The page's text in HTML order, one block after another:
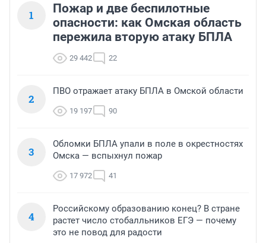
1
Пожар и две беспилотные
опасности: как Омская область
пережила вторую атаку БПЛА
29 442 22
2
ПВО отражает атаку БПЛА в Омской области
19 197 90
3
Обломки БПЛА упали в поле в окрестностях
Омска — вспыхнул пожар
17 972 41
4
Российскому образованию конец? В стране
растет число стобалльников ЕГЭ — почему
это не повод для радости